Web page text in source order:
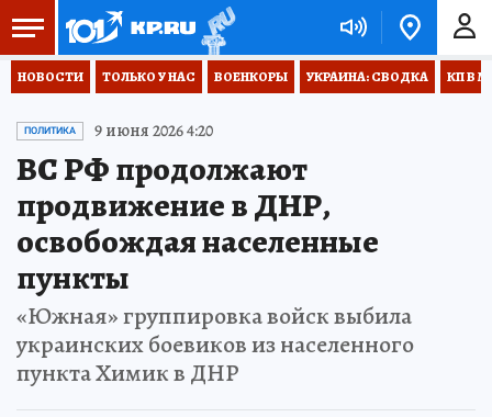
НОВОСТИ ТОЛЬКО У НАС ВОЕНКОРЫ УКРАИНА: СВОДКА КП В
ПОЛИТИКА 9 июня 2026 4:20
ВС РФ продолжают
продвижение в ДНР,
освобождая населенные
пункты
«Южная» группировка войск выбила
украинских боевиков из населенного
пункта Химик в ДНР